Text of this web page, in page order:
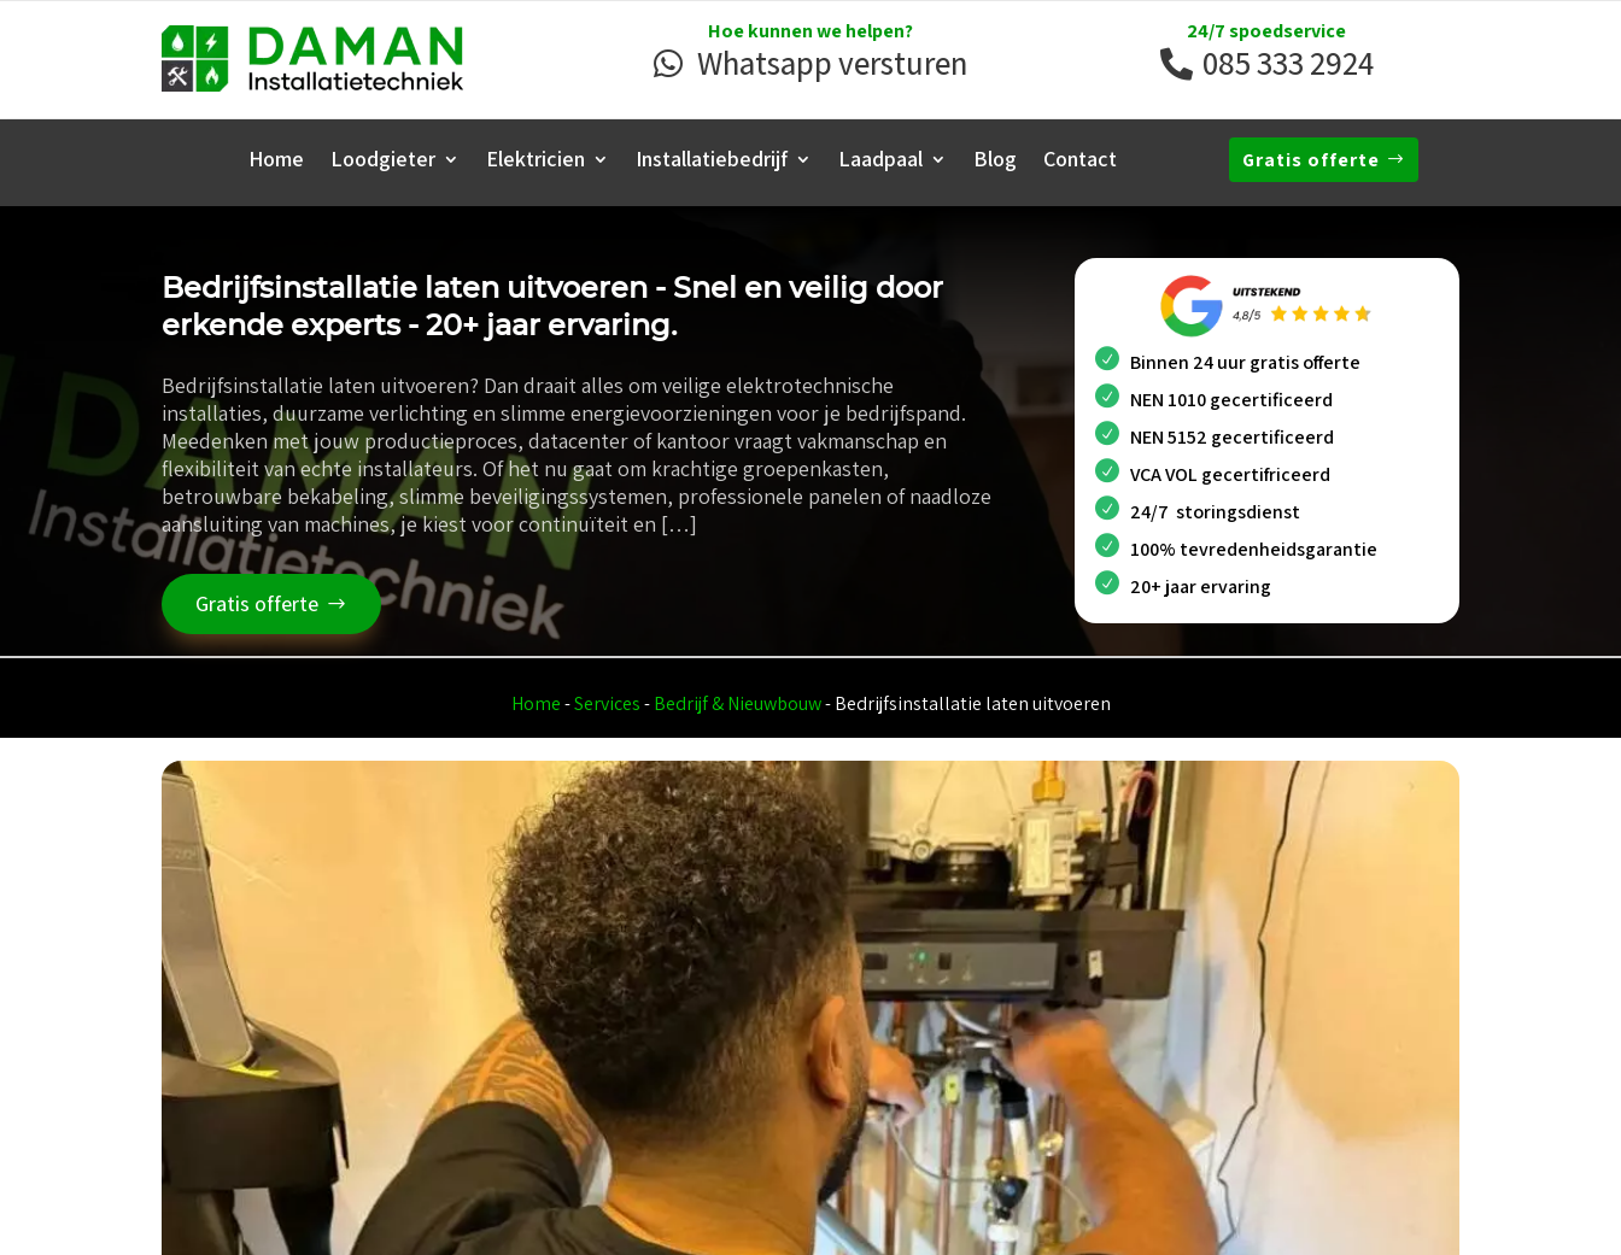
Hoe kunnen we helpen?
Whatsapp versturen
24/7 spoedservice
085 333 2924
Home Loodgieter Elektricien Installatiebedrijf Laadpaal Blog Contact Gratis offerte
Bedrijfsinstallatie laten uitvoeren - Snel en veilig door
erkende experts - 20+ jaar ervaring.
Bedrijfsinstallatie laten uitvoeren? Dan draait alles om veilige elektrotechnische
installaties, duurzame verlichting en slimme energievoorzieningen voor je bedrijfspand.
Meedenken met jouw productieproces, datacenter of kantoor vraagt vakmanschap en
flexibiliteit van echte installateurs. Of het nu gaat om krachtige groepenkasten,
betrouwbare bekabeling, slimme beveiligingssystemen, professionele panelen of naadloze
aansluiting van machines, je kiest voor continuïteit en […]
Gratis offerte
Binnen 24 uur gratis offerte
NEN 1010 gecertificeerd
NEN 5152 gecertificeerd
VCA VOL gecertifriceerd
24/7 storingsdienst
100% tevredenheidsgarantie
20+ jaar ervaring
Home-Services-Bedrijf & Nieuwbouw-Bedrijfsinstallatie laten uitvoeren